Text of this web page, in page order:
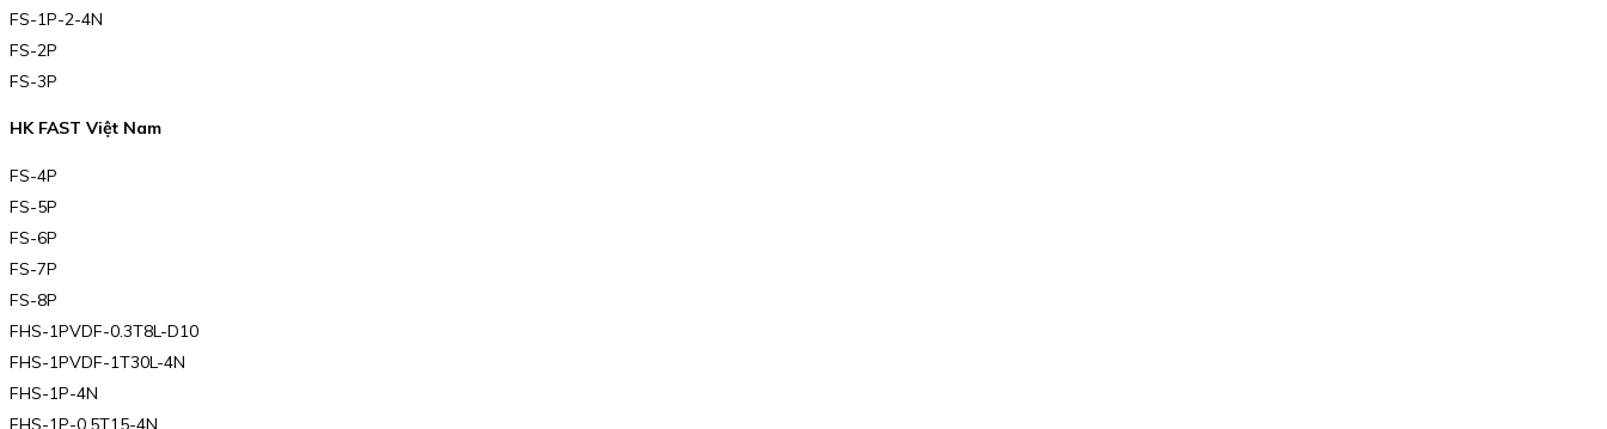
FS-1P-2-4N
FS-2P
FS-3P
HK FAST Việt Nam
FS-4P
FS-5P
FS-6P
FS-7P
FS-8P
FHS-1PVDF-0.3T8L-D10
FHS-1PVDF-1T30L-4N
FHS-1P-4N
FHS-1P-0.5T15-4N